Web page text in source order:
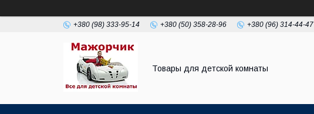
+380 (98) 333-95-14 +380 (50) 358-28-96 +380 (96) 314-44-47
Товары для детской комнаты